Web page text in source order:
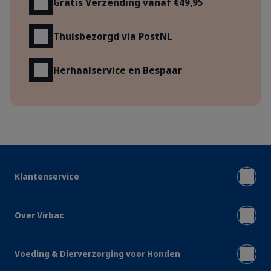
Thuisbezorgd via PostNL
Herhaalservice en Bespaar
Klantenservice
Over Virbac
Voeding & Dierverzorging voor Honden